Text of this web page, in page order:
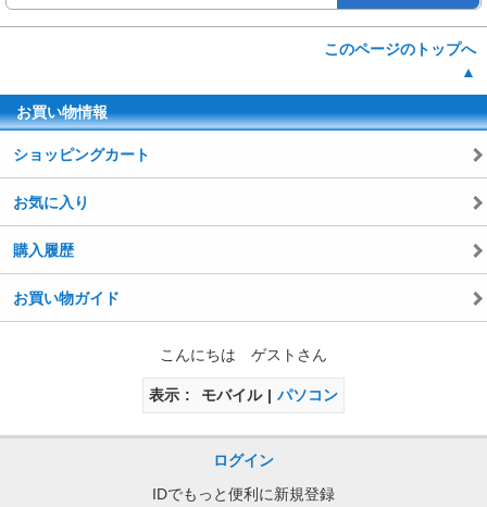
このページのトップへ
▲
お買い物情報
ショッピングカート
お気に入り
購入履歴
お買い物ガイド
こんにちは ゲストさん
表示 モバイル パソコン
ログイン
IDでもっと便利に新規登録